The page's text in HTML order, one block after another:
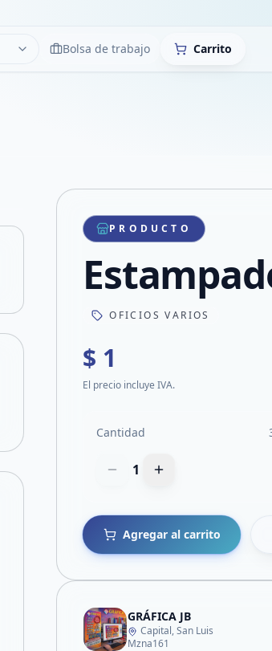
LimpiarBolsa de trabajo Carrito
Compartir producto
Compartir por WhatsApp
Compartir por mail
Compartir en Facebook
Compartir en X
PRODUCTO
OFICIOS VARIOS
$ 1
El precio incluye IVA.
Cantidad
1
Agregar al carrito
GRÁFICA JB
Capital, San Luis
Mzna161